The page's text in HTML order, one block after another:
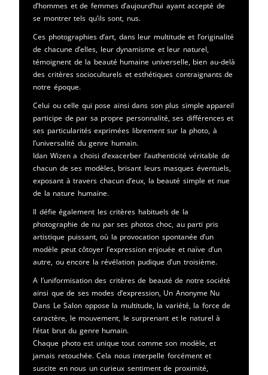
d’hommes et de femmes d’aujourd’hui ayant accepté de
se montrer tels qu’ils sont, nus.
Ces photographies d’art, dans leur multitude et l’originalité
de chacune d’elles, leur dynamisme et leur naturel,
témoignent de la beauté humaine universelle, bien au-delà
des critères socioculturels et esthétiques contraignants de
notre époque.
Celui ou celle qui pose ainsi dans son plus simple appareil
participe de par sa propre personnalité, ses différences et
ses particularités exprimées librement sur la photo, à
l’universalité du genre humain.
Idan Wizen a choisi d’exacerber l’authenticité véritable de
chacun de ses modèles, brisant leurs masques éventuels,
exposant à travers chacun d’eux, la beauté simple et nue
de la nature humaine.
Il défie également les critères habituels de la
photographie de nu par ses photos choc, au parti pris
artistique puissant, où la provocation spontanée d’un
modèle peut côtoyer l’expression enjouée et naïve d’un
autre, ou encore la révélation pudique d’un troisième.
A l’uniformisation des critères de beauté de notre société
ainsi que de ses modes d’expression, Un Anonyme Nu
Dans Le Salon oppose la multitude, la variété, la force de
caractère, le mouvement, le surprenant et le naturel à
l’état brut du genre humain.
Chaque photo est unique tout comme son modèle, et
jamais retouchée. Cela nous interpelle forcément et
suscite en nous un curieux sentiment de proximité,